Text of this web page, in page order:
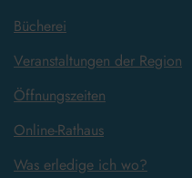
Bücherei
Veranstaltungen der Region
Öffnungszeiten
Online-Rathaus
Was erledige ich wo?